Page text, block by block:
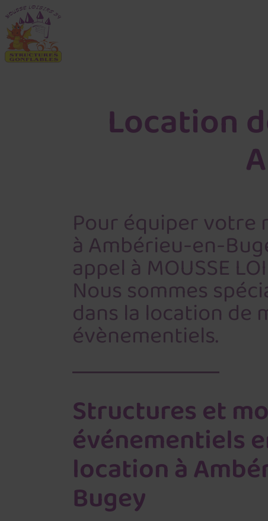
Location
Pour équiper votre
à Ambérieu-en-
appel à MOUSSE
Nous sommes
dans la location de
évènementiels.
Structures et
événementiels
location à
Bugey